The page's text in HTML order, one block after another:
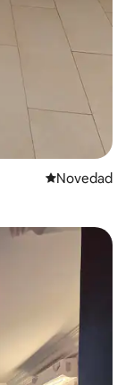
Lugar para
Novedad